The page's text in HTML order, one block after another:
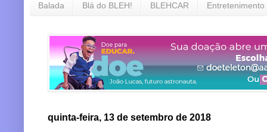
Balada Blá do BLEH! BLEHCAR Entretenimento
quinta-feira, 13 de setembro de 2018